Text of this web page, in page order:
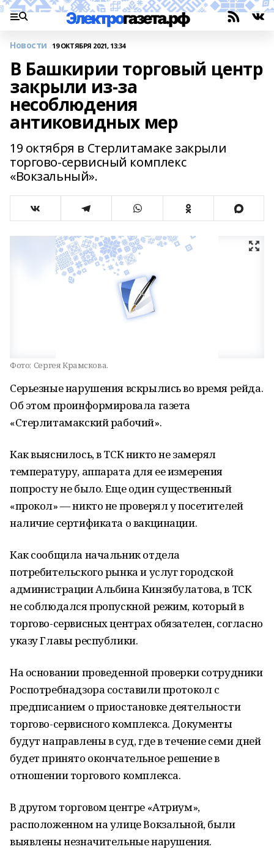
Новости 19 ОКТЯБРЯ 2021, 13:34
В Башкирии торговый центр
закрыли из-за
несоблюдения
антиковидных мер
19 октября в Стерлитамаке закрыли
торгово-сервисный комплекс
«Вокзальный».
Фото: Сергея Крамскова.
Серьезные нарушения вскрылись во время рейда.
Об этом проинформировала газета
«Стерлитамакский рабочий».
Как выяснилось, в ТСК никто не замерял
температуру, аппарата для ее измерения
попросту не было. Еще один существенный
«прокол» — никто не проверял у посетителей
наличие сертификата о вакцинации.
Как сообщила начальник отдела
потребительского рынка и услуг городской
администрации Альбина Кинзябулатова, в ТСК
не соблюдался пропускной режим, который в
торгово-сервисных центрах обязателен, согласно
указу Главы республики.
На основании проведенной проверки сотрудники
Роспотребнадзора составили протокол с
предписанием о приостановке деятельности
торгово-сервисного комплекса. Документы
будут направлены в суд, где в течение семи дней
будет принято окончательное решение в
отношении торгового комплекса.
В другом торговом центре «Атриум»,
расположенном на улице Вокзальной, были
выявлены незначительные нарушения.